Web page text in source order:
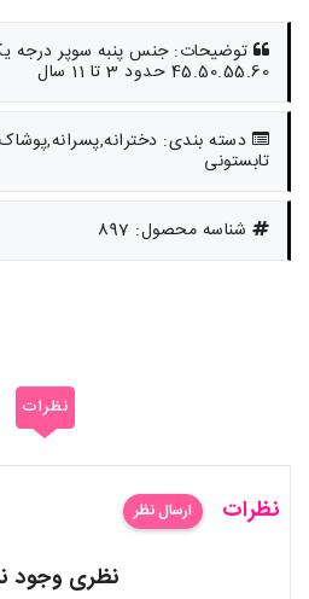
توضیحات: جنس پنبه سوپر درجه
45.50.55.60 حدود 3 تا 11 سال
دسته بندی:
تابستونی
شناسه محصول: 897
نظرات
نظرات ارسال نظر
نظری وجود